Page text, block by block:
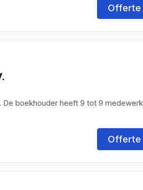
Offerte
De boekhouder heeft 9 tot 9
Offerte